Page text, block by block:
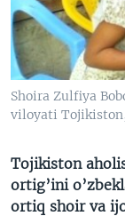
VIDEO
XABARLAR
TELEGRAM
TWITTER
SOUNDCLOUD
VOA
Shoira Zulfiya
viloyati
Tojikiston
ortig’ini
ortiq shoir va